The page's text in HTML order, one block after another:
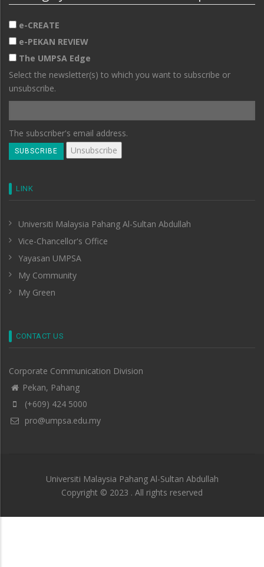
e-CREATE
e-PEKAN REVIEW
The UMPSA Edge
Select the newsletter(s) to which you want to subscribe or
unsubscribe.
The subscriber's email address.
LINK
Universiti Malaysia Pahang Al-Sultan Abdullah
Vice-Chancellor's Office
Yayasan UMPSA
My Community
My Green
CONTACT US
Corporate Communication Division
Pekan, Pahang
(+609) 424 5000
pro@umpsa.edu.my
Universiti Malaysia Pahang Al-Sultan Abdullah
Copyright © 2023 . All rights reserved